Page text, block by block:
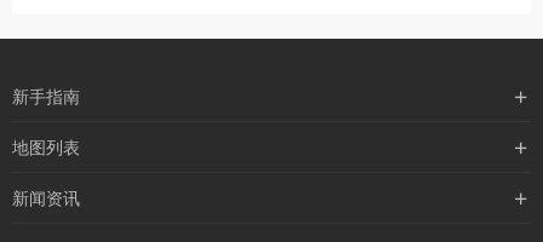
新手指南
购买流程
地图列表
最新文章
新闻资讯